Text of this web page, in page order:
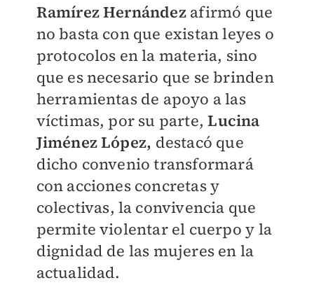
Ramírez Hernándezafirmó que
no basta con que existan leyes o
protocolos en la materia, sino
que es necesario que se brinden
herramientas de apoyo a las
víctimas, por su parte,Lucina
Jiménez López, destacó que
dicho convenio transformará
con acciones concretas y
colectivas, la convivencia que
permite violentar el cuerpo y la
dignidad de las mujeres en la
actualidad.